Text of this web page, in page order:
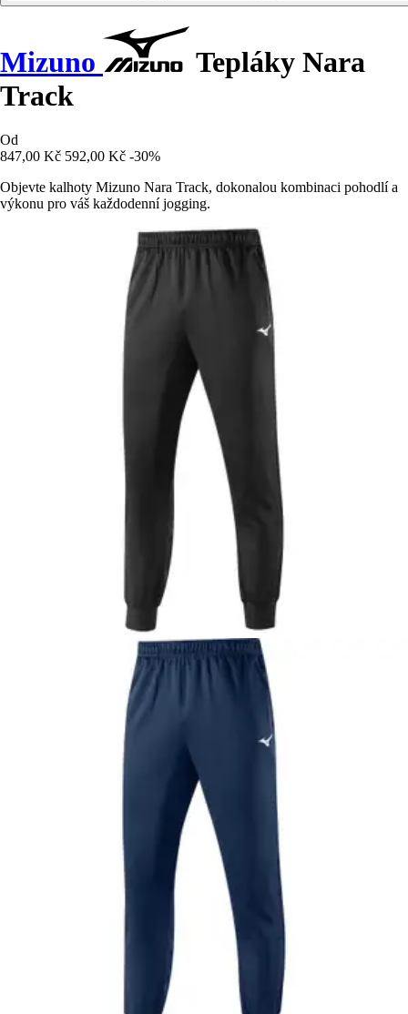
Mizuno
Tepláky Nara
Track
Od
847,00 Kč 592,00 Kč -30%
Objevte kalhoty Mizuno Nara Track, dokonalou kombinaci pohodlí a
výkonu pro váš každodenní jogging.